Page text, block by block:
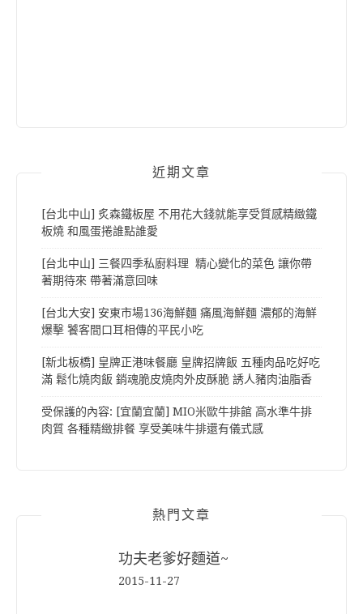
近期文章
[台北中山] 炙森鐵板屋 不用花大錢就能享受質感精緻鐵
板燒 和風蛋捲誰點誰愛
[台北中山] 三餐四季私廚料理 精心變化的菜色 讓你帶
著期待來 帶著滿意回味
[台北大安] 安東市場136海鮮麵 痛風海鮮麵 濃郁的海鮮
爆擊 饕客間口耳相傳的平民小吃
[新北板橋] 皇牌正港味餐廳 皇牌招牌飯 五種肉品吃好吃
滿 鬆化燒肉飯 銷魂脆皮燒肉外皮酥脆 誘人豬肉油脂香
受保護的內容: [宜蘭宜蘭] MIO米歐牛排館 高水準牛排
肉質 各種精緻排餐 享受美味牛排還有儀式感
熱門文章
功夫老爹好麵道~
2015-11-27